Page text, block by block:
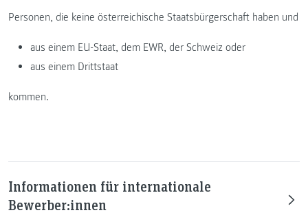
Personen, die keine österreichische Staatsbürgerschaft haben und
aus einem EU-Staat, dem EWR, der Schweiz oder
aus einem Drittstaat
kommen.
Informationen für internationale
Bewerber:innen